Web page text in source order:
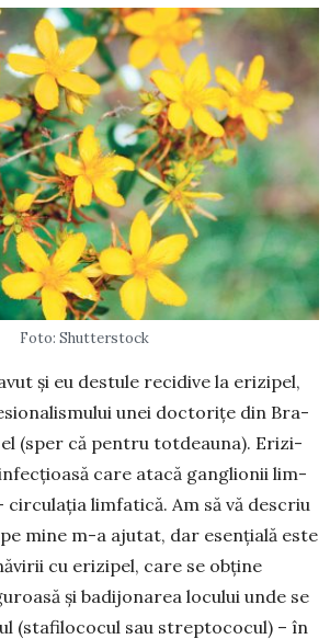
Foto: Shutterstock
și eu destule recidive la erizipel,
unei doc­torițe din Bra­
el (sper că pen­tru totdeauna). Eri­zi­
care atacă ganglionii lim­
limfatică. Am să vă descriu
mine m-a ajutat, dar esențială este
cu erizipel, care se obține
și badijonarea locului unde se
(stafilococul sau streptococul) – în